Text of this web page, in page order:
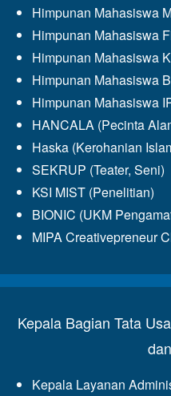
Himpunan Mahasiswa
Himpunan Mahasiswa
Himpunan Mahasiswa
Himpunan Mahasiswa
Himpunan Mahasiswa
HANCALA (Pecinta
Haska (Kerohanian
SEKRUP (Teater, Seni)
KSI MIST (Penelitian)
BIONIC (UKM
MIPA Creativepreneur
Kepala Bagian Tata
Kepala Layanan